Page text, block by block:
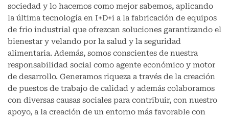
sociedad y lo hacemos como mejor sabemos, aplicando
la última tecnología en I+D+i a la fabricación de equipos
de frio industrial que ofrezcan soluciones garantizando el
bienestar y velando por la salud y la seguridad
alimentaria. Además, somos conscientes de nuestra
responsabilidad social como agente económico y motor
de desarrollo. Generamos riqueza a través de la creación
de puestos de trabajo de calidad y además colaboramos
con diversas causas sociales para contribuir, con nuestro
apoyo, a la creación de un entorno más favorable con